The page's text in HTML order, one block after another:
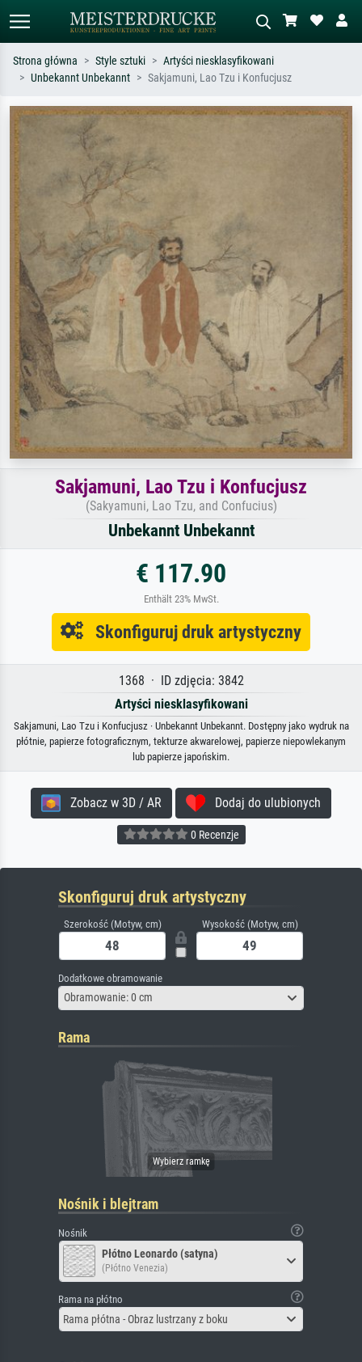
Szukaj wg artysty, tytułu lub stylu – np.
Monet, Gwiaździsta noc,
impresjonizm, fala Hokusaia, akt.
Opisz scenę – np. zielona łąka,
Strona główna Style sztuki
Artyści niesklasyfikowani
Unbekannt Unbekannt
Sakjamuni, Lao Tzu i Konfucjusz
Sakjamuni, Lao Tzu i Konfucjusz
(Sakyamuni, Lao Tzu, and Confucius)
Unbekannt Unbekannt
€ 117.90
Enthält 23% MwSt.
Skonfiguruj druk artystyczny
1368 · ID zdjęcia: 3842
Artyści niesklasyfikowani
Sakjamuni, Lao Tzu i Konfucjusz · Unbekannt Unbekannt. Dostępny jako wydruk na
płótnie, papierze fotograficznym, tekturze akwarelowej, papierze niepowlekanym
lub papierze japońskim.
Zobacz w 3D / AR Dodaj do ulubionych
0 Recenzje
Skonfiguruj druk artystyczny
Szerokość (Motyw, cm) Wysokość (Motyw, cm)
Dodatkowe obramowanie
Obramowanie: 0 cm
Rama
Nośnik i blejtram
Nośnik
Płótno Leonardo (satyna)
(Płótno Venezia)
Rama na płótno
Rama płótna - Obraz lustrzany z boku